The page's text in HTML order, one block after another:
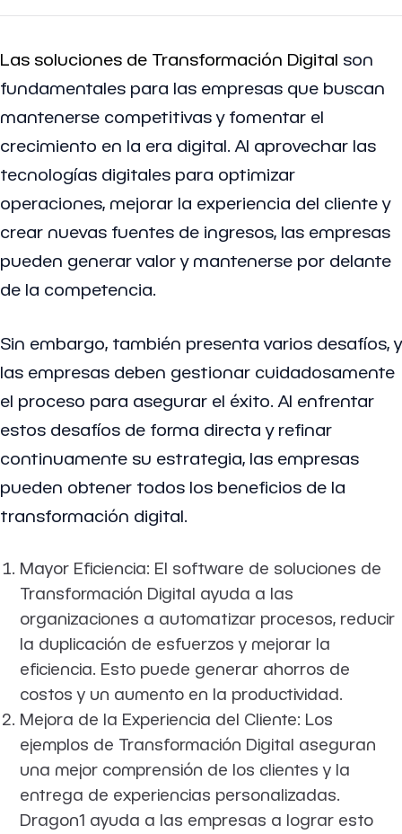
Las soluciones de Transformación Digital son
fundamentales para las empresas que buscan
mantenerse competitivas y fomentar el
crecimiento en la era digital. Al aprovechar las
tecnologías digitales para optimizar
operaciones, mejorar la experiencia del cliente y
crear nuevas fuentes de ingresos, las empresas
pueden generar valor y mantenerse por delante
de la competencia.
Sin embargo, también presenta varios desafíos, y
las empresas deben gestionar cuidadosamente
el proceso para asegurar el éxito. Al enfrentar
estos desafíos de forma directa y refinar
continuamente su estrategia, las empresas
pueden obtener todos los beneficios de la
transformación digital.
Mayor Eficiencia: El software de soluciones de
Transformación Digital ayuda a las
organizaciones a automatizar procesos, reducir
la duplicación de esfuerzos y mejorar la
eficiencia. Esto puede generar ahorros de
costos y un aumento en la productividad.
Mejora de la Experiencia del Cliente: Los
ejemplos de Transformación Digital aseguran
una mejor comprensión de los clientes y la
entrega de experiencias personalizadas.
Dragon1 ayuda a las empresas a lograr esto